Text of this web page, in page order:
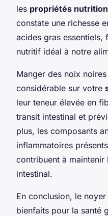
les propriétés
constate une richesse
acides gras essentiels,
nutritif idéal à notre
Manger des noix
considérable sur votre
leur teneur élevée en
transit intestinal et
plus, les composants
inflammatoires
contribuent à maintenir
intestinal.
En conclusion, le
bienfaits pour la santé